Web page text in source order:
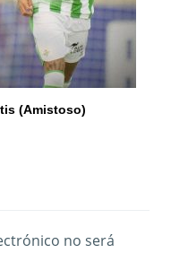
(Amistoso)
no será